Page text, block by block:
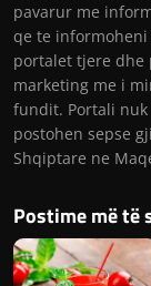
pavarur me
qe te
portalet tjere dhe
marketing me i
fundit. Portali
postohen sepse
Shqiptare ne
Postime më të